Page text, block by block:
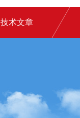
技术文章